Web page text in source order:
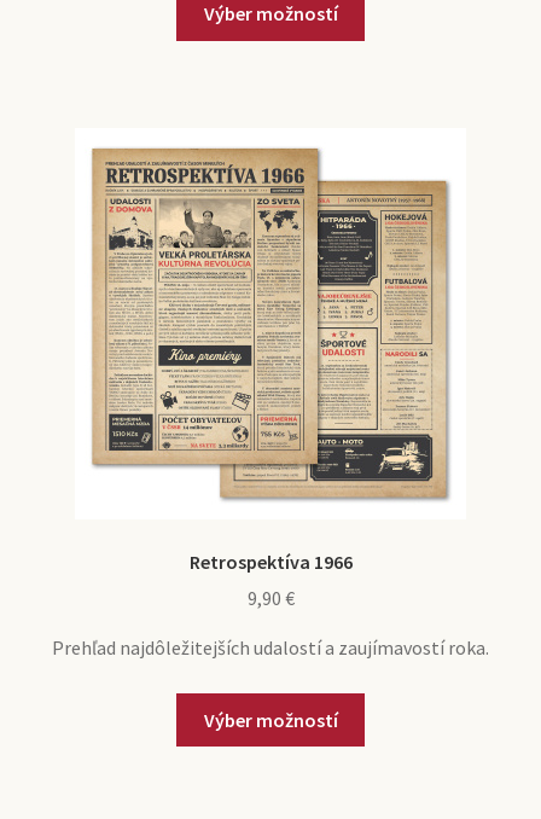
Výber možností
Retrospektíva 1966
9,90 €
Prehľad najdôležitejších udalostí a zaujímavostí roka.
Výber možností